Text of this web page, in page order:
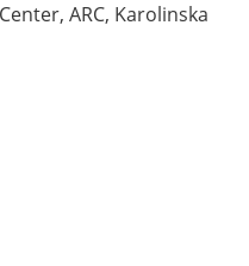
ARC, Karolinska